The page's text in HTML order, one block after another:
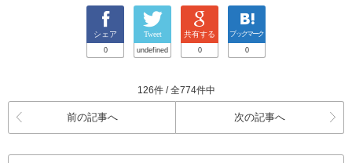
シェア
0
Tweet
undefined
共有する
0
ブックマーク
0
126件 / 全774件中
前の記事へ 次の記事へ